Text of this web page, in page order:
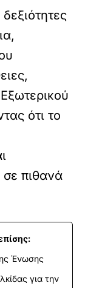
ότι το
σε πιθανά
Ένωσης
για την